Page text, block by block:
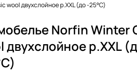
wool двухслойное р.XXL (до -25°C)
Norfin Winter
двухслойное р.XXL